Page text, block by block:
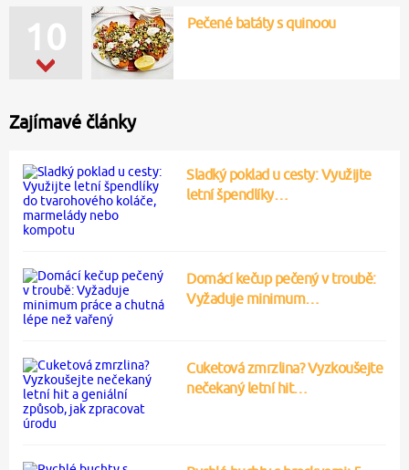
10 Pečené batáty s quinoou
Zajímavé články
Sladký poklad u cesty: Využijte
letní špendlíky…
Domácí kečup pečený v troubě:
Vyžaduje minimum…
Cuketová zmrzlina? Vyzkoušejte
nečekaný letní hit…